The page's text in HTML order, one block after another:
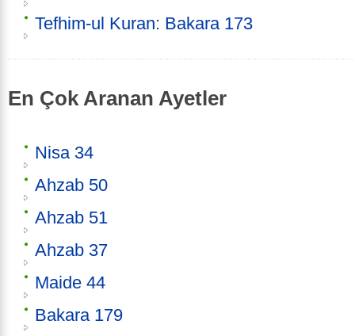
Tefhim-ul Kuran: Bakara 173
En Çok Aranan Ayetler
Nisa 34
Ahzab 50
Ahzab 51
Ahzab 37
Maide 44
Bakara 179